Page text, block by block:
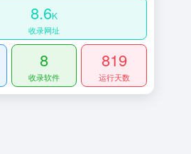
8.6K
收录网址
8
收录软件
819
运行天数